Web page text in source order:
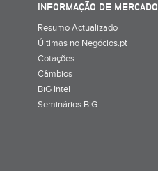
INFORMAÇÃO DE MERCADO
Resumo Actualizado
Últimas no Negócios.pt
Cotações
Câmbios
BiG Intel
Seminários BiG